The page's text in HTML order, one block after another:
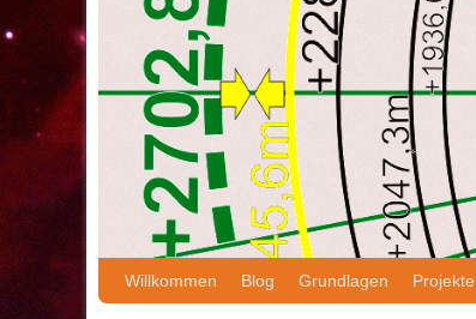
Zum Inhalt wechseln
Zum sekundären Inhalt wechseln
Willkommen Blog Grundlagen Projekte